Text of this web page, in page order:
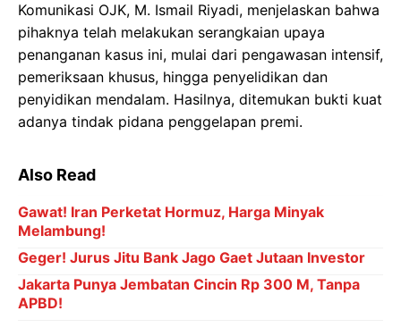
Komunikasi OJK, M. Ismail Riyadi, menjelaskan bahwa
pihaknya telah melakukan serangkaian upaya
penanganan kasus ini, mulai dari pengawasan intensif,
pemeriksaan khusus, hingga penyelidikan dan
penyidikan mendalam. Hasilnya, ditemukan bukti kuat
adanya tindak pidana penggelapan premi.
Also Read
Gawat! Iran Perketat Hormuz, Harga Minyak
Melambung!
Geger! Jurus Jitu Bank Jago Gaet Jutaan Investor
Jakarta Punya Jembatan Cincin Rp 300 M, Tanpa
APBD!